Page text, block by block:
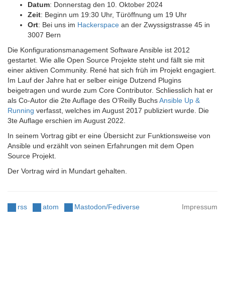
Datum: Donnerstag den 10. Oktober 2024
Zeit: Beginn um 19:30 Uhr, Türöffnung um 19 Uhr
Ort: Bei uns im Hackerspace an der Zwyssigstrasse 45 in
3007 Bern
Die Konfigurationsmanagement Software Ansible ist 2012
gestartet. Wie alle Open Source Projekte steht und fällt sie mit
einer aktiven Community. René hat sich früh im Projekt engagiert.
Im Lauf der Jahre hat er selber einige Dutzend Plugins
beigetragen und wurde zum Core Contributor. Schliesslich hat er
als Co-Autor die 2te Auflage des O‘Reilly BuchsAnsible Up &
Running verfasst, welches im August 2017 publiziert wurde. Die
3te Auflage erschien im August 2022.
In seinem Vortrag gibt er eine Übersicht zur Funktionsweise von
Ansible und erzählt von seinen Erfahrungen mit dem Open
Source Projekt.
Der Vortrag wird in Mundart gehalten.
rss atom Mastodon/Fediverse Impressum